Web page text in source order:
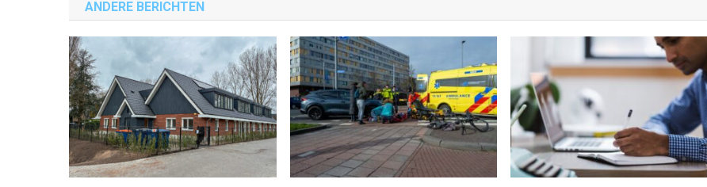
ANDERE BERICHTEN